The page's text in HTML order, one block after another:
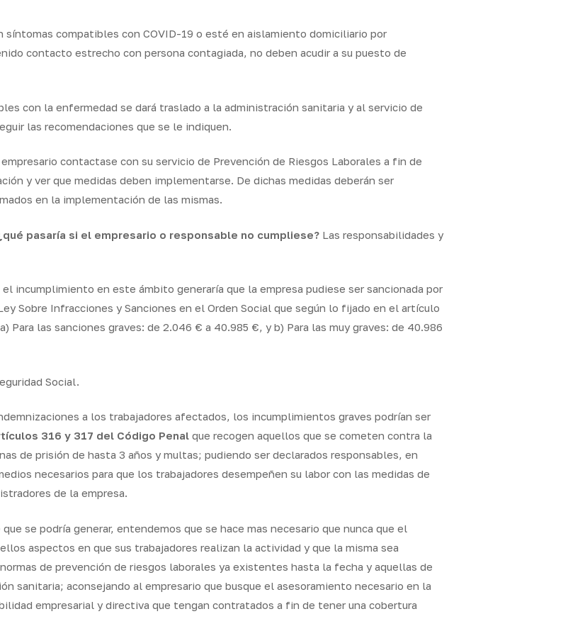
compatibles con COVID-19 o esté en aislamiento domiciliario por
contacto estrecho con persona contagiada, no deben acudir a su puesto de
con la enfermedad se dará traslado a la administración sanitaria y al servicio de
las recomendaciones que se le indiquen.
contactase con su servicio de Prevención de Riesgos Laborales a fin de
y ver que medidas deben implementarse. De dichas medidas deberán ser
en la implementación de las mismas.
pasaría si el empresario o responsable no cumpliese? Las responsabilidades y
el incumplimiento en este ámbito generaría que la empresa pudiese ser sancionada por
Sobre Infracciones y Sanciones en el Orden Social que según lo fijado en el artículo
las sanciones graves: de 2.046 € a 40.985 €, y b) Para las muy graves: de 40.986
Social
a los trabajadores afectados, los incumplimientos graves podrían ser
316 y 317 del Código Penal que recogen aquellos que se cometen contra la
de prisión de hasta 3 años y multas; pudiendo ser declarados responsables, en
necesarios para que los trabajadores desempeñen su labor con las medidas de
de la empresa.
se podría generar, entendemos que se hace mas necesario que nunca que el
aspectos en que sus trabajadores realizan la actividad y que la misma sea
de prevención de riesgos laborales ya existentes hasta la fecha y aquellas de
sanitaria; aconsejando al empresario que busque el asesoramiento necesario en la
empresarial y directiva que tengan contratados a fin de tener una cobertura